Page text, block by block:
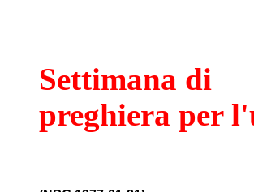
Settimana di
preghiera per